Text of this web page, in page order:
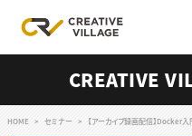
ログイン
CREATIVE
HOME セミナー 【アーカイブ録画配信】Docker